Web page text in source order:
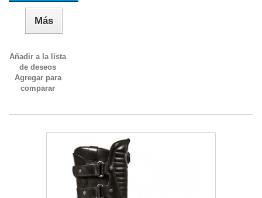
Más
Añadir a la lista
de deseos
Agregar para
comparar